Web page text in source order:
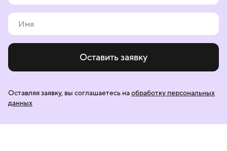
Оставить заявку
Оставляя заявку, вы соглашаетесь наобработку персональных
данных